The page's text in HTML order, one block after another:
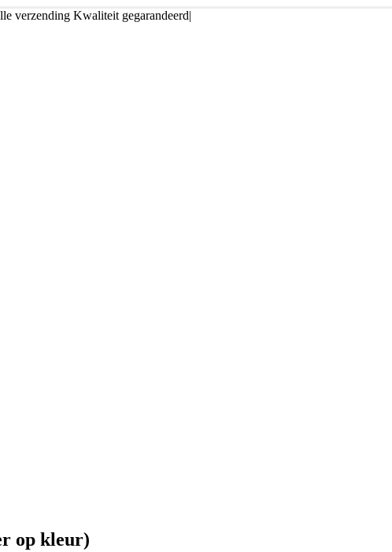
verzending Kwaliteit gegarandeerd|
op kleur)